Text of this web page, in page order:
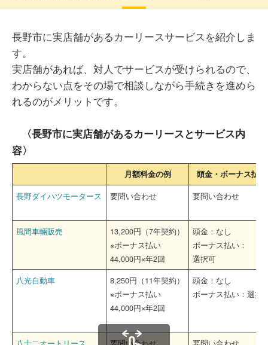
長野市に実店舗があるカーリースサービスを紹介しま
す。
実店舗があれば、対人でサービスが受けられるので、
わからない点をその場で相談しながら手続きを進めら
れるのがメリットです。
〈長野市に実店舗があるカーリースとサービス内
容〉
月額料金の例 頭金・ボーナス払い
長野ダイハツモータース 要問い合わせ 要問い合わせ
風間車輛販売
13,200円（7年契約）
※ボーナス払い
44,000円×年2回
頭金：なし
ボーナス払い：
選択可
八光自動車
8,250円（11年契約）
※ボーナス払い
44,000円×年2回
頭金：なし
ボーナス払い：選択
八十二オートリース 要問い合わせ 要問い合わせ